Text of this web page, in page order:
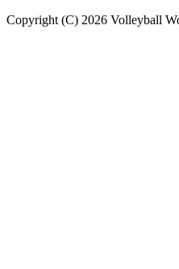
Copyright (C) 2026 Volleyball